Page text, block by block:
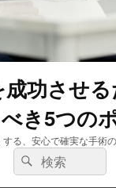
功させ
き5つの
る、安心で確実な手術
検
索:
検
索